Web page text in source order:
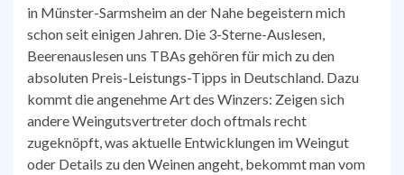
in Münster-Sarmsheim an der Nahe begeistern mich
schon seit einigen Jahren. Die 3-Sterne-Auslesen,
Beerenauslesen uns TBAs gehören für mich zu den
absoluten Preis-Leistungs-Tipps in Deutschland. Dazu
kommt die angenehme Art des Winzers: Zeigen sich
andere Weingutsvertreter doch oftmals recht
zugeknöpft, was aktuelle Entwicklungen im Weingut
oder Details zu den Weinen angeht, bekommt man vom